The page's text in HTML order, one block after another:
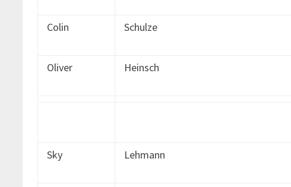
Colin Schulze
Oliver Heinsch
Sky Lehmann